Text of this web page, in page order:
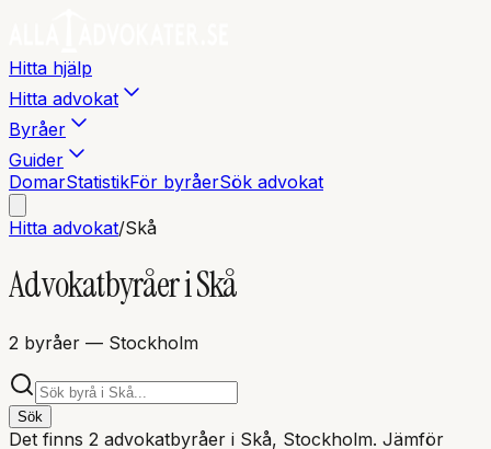
Hitta hjälp
Hitta advokat
Byråer
Guider
DomarStatistikFör byråerSök advokat
Hitta advokat/Skå
Advokatbyråer iSkå
2 byråer — Stockholm
Sök
Det finns 2 advokatbyråer i Skå, Stockholm. Jämför